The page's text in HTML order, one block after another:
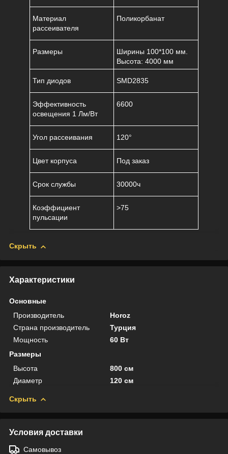
Материал
рассеивателя
Поликорбанат
Размеры
Ширины 100*100 мм.
Высота: 4000 мм
Тип диодов SMD2835
Эффективность
освещения 1 Лм/Вт
6600
Угол рассеивания 120°
Цвет корпуса Под заказ
Срок службы 30000ч
Коэффициент
пульсации
>75
Скрыть
Характеристики
Основные
Производитель
Horoz
Страна производитель
Турция
Мощность
60 Вт
Размеры
Высота
800 см
Диаметр
120 см
Скрыть
Условия доставки
Самовывоз